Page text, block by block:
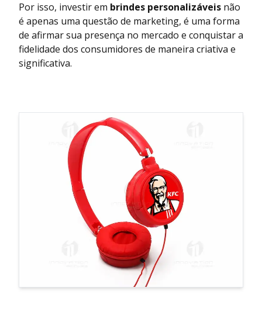
Por isso, investir em brindes personalizáveis não
é apenas uma questão de marketing, é uma forma
de afirmar sua presença no mercado e conquistar a
fidelidade dos consumidores de maneira criativa e
significativa.